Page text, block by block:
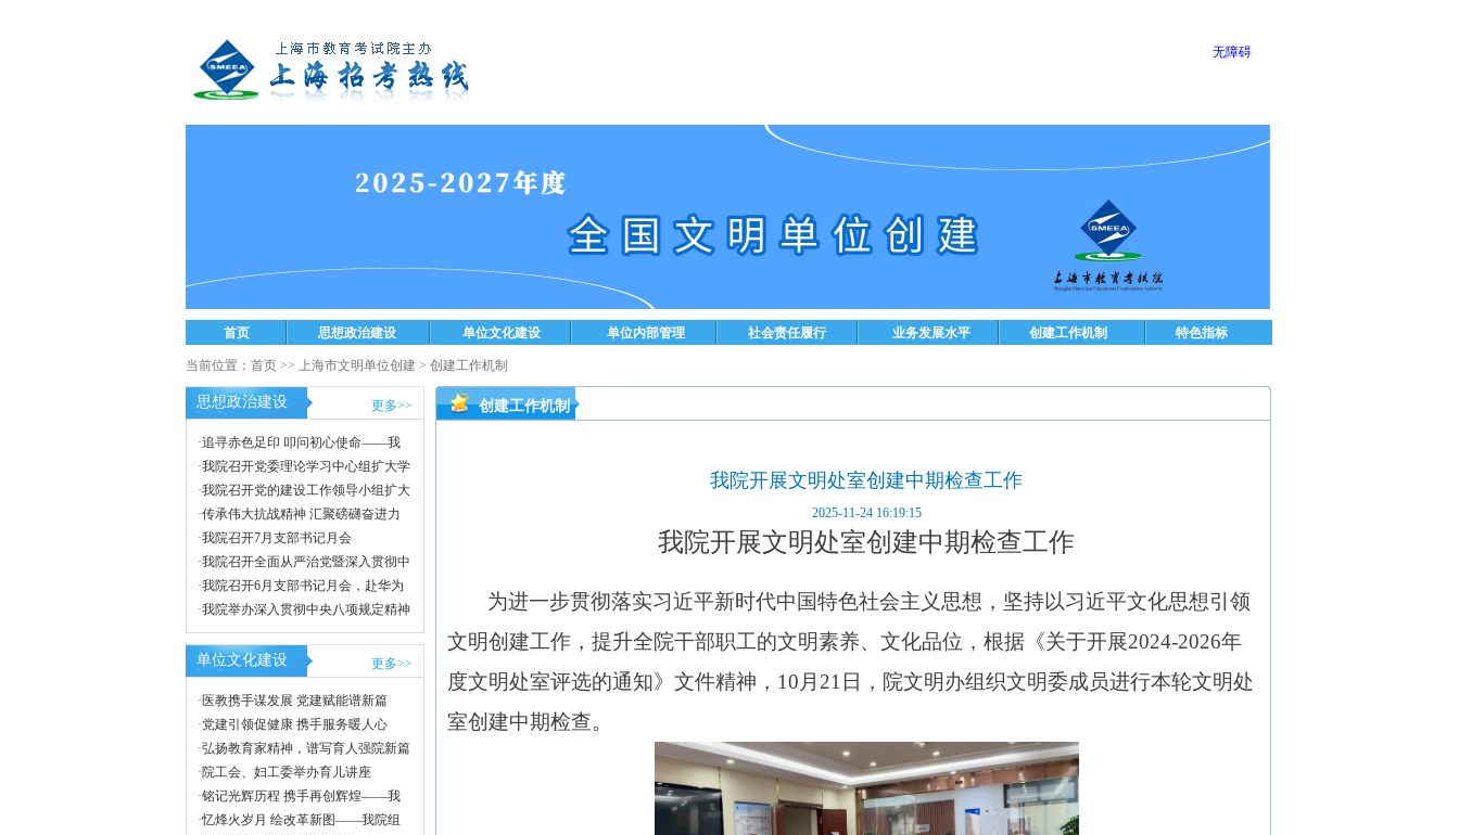
无障碍
首页 思想政治建设 单位文化建设 单位内部管理 社会责任履行 业务发展水平 创建工作机制 特色指标
当前位置： 首页 >> 上海市文明单位创建 > 创建工作机制
思想政治建设 更多>>
·追寻赤色足印 叩问初心使命——我
院召开...
·我院召开党委理论学习中心组扩大学
习会，...
·我院召开党的建设工作领导小组扩大
会议...
·传承伟大抗战精神 汇聚磅礴奋进力
量——...
·我院召开7月支部书记月会
·我院召开全面从严治党暨深入贯彻中
央八项...
·我院召开6月支部书记月会，赴华为
练秋湖...
·我院举办深入贯彻中央八项规定精神
学习教...
单位文化建设 更多>>
· 医教携手谋发展 党建赋能谱新篇
——我院...
·党建引领促健康 携手服务暖人心
——我院...
·弘扬教育家精神，谱写育人强院新篇
章——...
·院工会、妇工委举办育儿讲座
·铭记光辉历程 携手再创辉煌——我
院召开...
·忆烽火岁月 绘改革新图——我院组
创建工作机制
我院开展文明处室创建中期检查工作
2025-11-24 16:19:15
我院开展文明处室创建中期检查工作
为进一步贯彻落实习近平新时代中国特色社会主义思想， 坚持以习近平文化思想引领
文明创建工作，提升全院干部职工的文明素养、文化品位，根据《关于开展2024-2026年
度文明处室评选的通知》文件精神，10月21日，院文明办组织文明委成员进行本轮文明处
室创建中期检查。